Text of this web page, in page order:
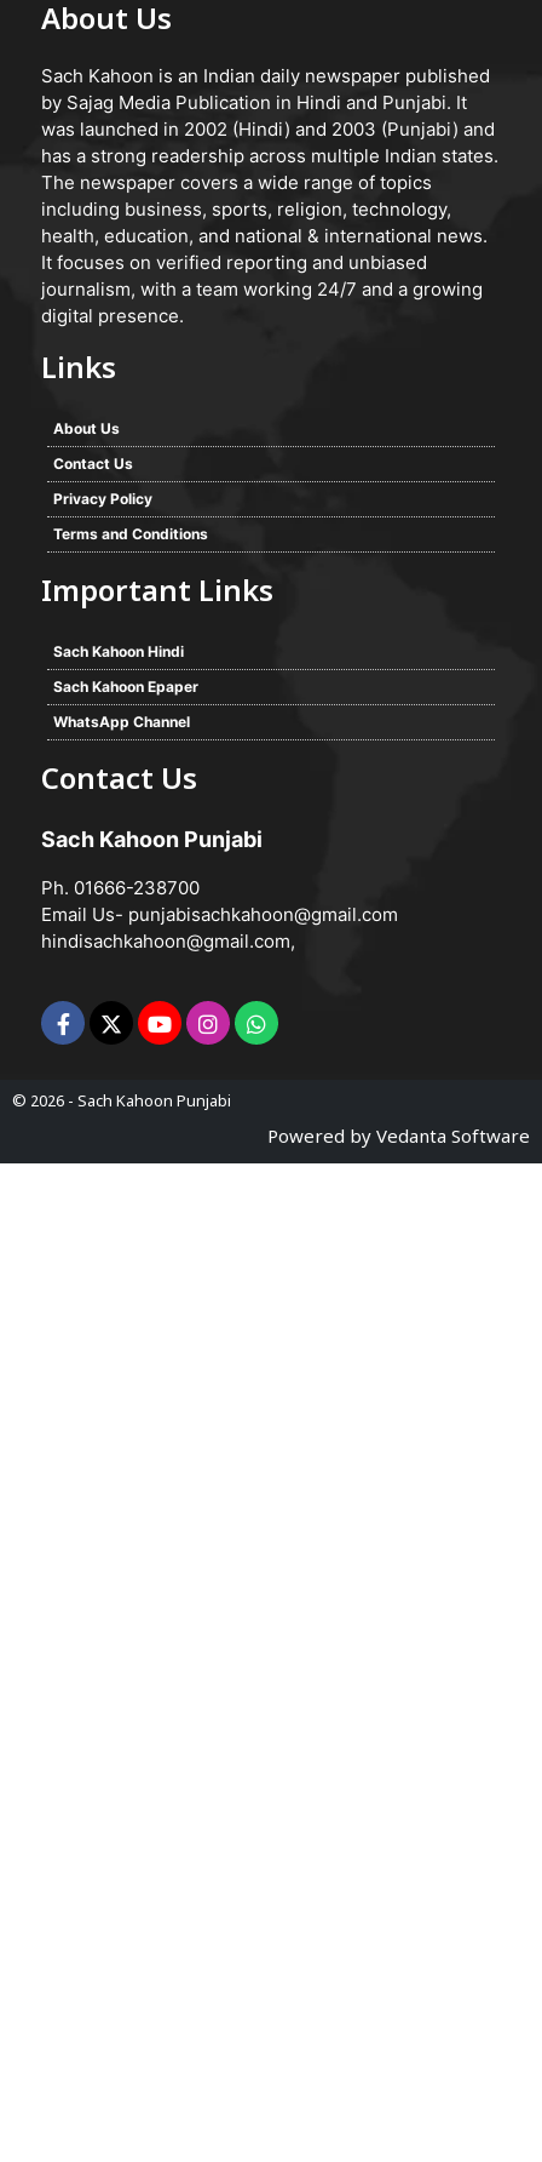
About Us
Sach Kahoon is an Indian daily newspaper published
by Sajag Media Publication in Hindi and Punjabi. It
was launched in 2002 (Hindi) and 2003 (Punjabi) and
has a strong readership across multiple Indian states.
The newspaper covers a wide range of topics
including business, sports, religion, technology,
health, education, and national & international news.
It focuses on verified reporting and unbiased
journalism, with a team working 24/7 and a growing
digital presence.
Links
About Us
Contact Us
Privacy Policy
Terms and Conditions
Important Links
Sach Kahoon Hindi
Sach Kahoon Epaper
WhatsApp Channel
Contact Us
Sach Kahoon Punjabi
Ph. 01666-238700
Email Us- punjabisachkahoon@gmail.com
hindisachkahoon@gmail.com,
© 2026 - Sach Kahoon Punjabi
Powered by Vedanta Software